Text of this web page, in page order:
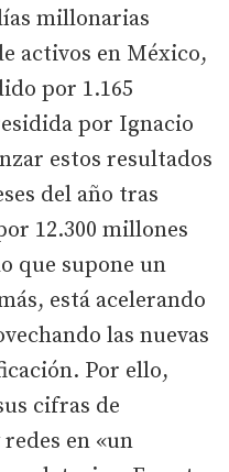
millonarias
activos en México,
por 1.165
por Ignacio
estos resultados
del año tras
12.300 millones
que supone un
está acelerando
las nuevas
Por ello,
cifras de
en «un